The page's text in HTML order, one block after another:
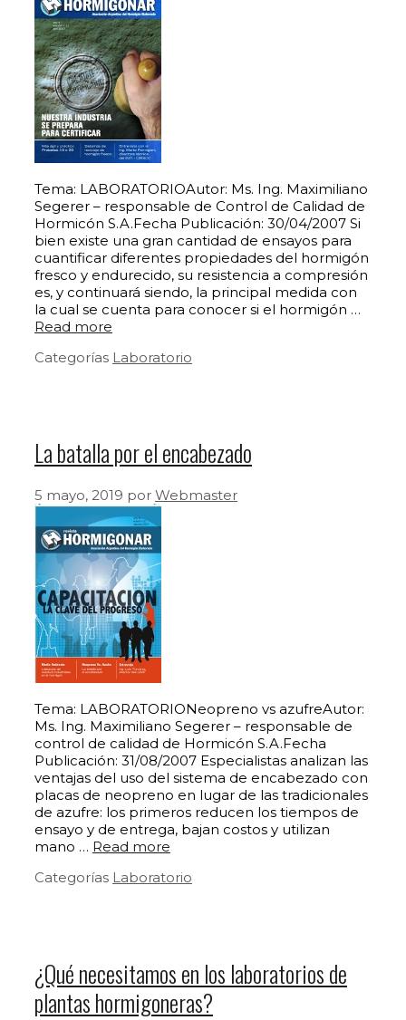
Tema: LABORATORIOAutor: Ms. Ing. Maximiliano
Segerer – responsable de Control de Calidad de
Hormicón S.A.Fecha Publicación: 30/04/2007 Si
bien existe una gran cantidad de ensayos para
cuantificar diferentes propiedades del hormigón
fresco y endurecido, su resistencia a compresión
es, y continuará siendo, la principal medida con
la cual se cuenta para conocer si el hormigón …
Read more
Categorías Laboratorio
La batalla por el encabezado
5 mayo, 2019 por Webmaster
Tema: LABORATORIONeopreno vs azufreAutor:
Ms. Ing. Maximiliano Segerer – responsable de
control de calidad de Hormicón S.A.Fecha
Publicación: 31/08/2007 Especialistas analizan las
ventajas del uso del sistema de encabezado con
placas de neopreno en lugar de las tradicionales
de azufre: los primeros reducen los tiempos de
ensayo y de entrega, bajan costos y utilizan
mano … Read more
Categorías Laboratorio
¿Qué necesitamos en los laboratorios de
plantas hormigoneras?